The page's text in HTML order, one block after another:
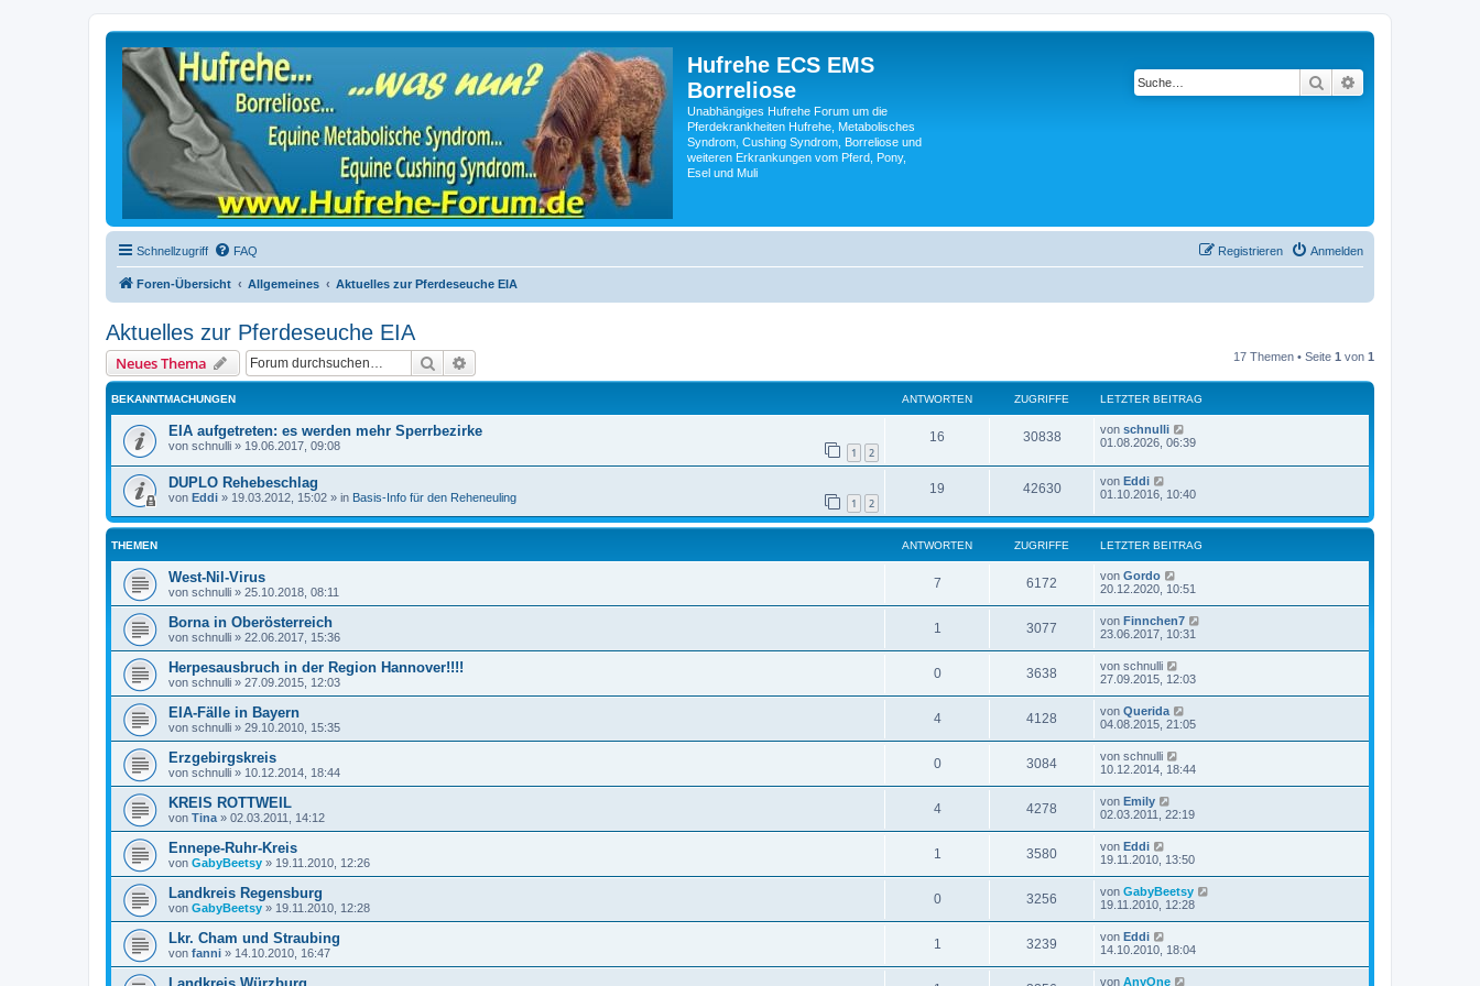
Hufrehe ECS EMS
Borreliose
Unabhängiges Hufrehe Forum um die
Pferdekrankheiten Hufrehe, Metabolisches
Syndrom, Cushing Syndrom, Borreliose und
weiteren Erkrankungen vom Pferd, Pony,
Esel und Muli
Suche
Schnellzugriff FAQ Anmelden
Registrieren
Foren-Übersicht Allgemeines Aktuelles zur Pferdeseuche EIA
Aktuelles zur Pferdeseuche EIA
Neues Thema Suche 17 Themen • Seite 1 von 1
BEKANNTMACHUNGEN ANTWORTEN ZUGRIFFE LETZTER BEITRAG
EIA aufgetreten: es werden mehr Sperrbezirke
von schnulli » 19.06.2017, 09:08 1 2
16 30838 von schnulli
01.08.2026, 06:39
DUPLO Rehebeschlag
von Eddi » 19.03.2012, 15:02 » in Basis-Info für den Reheneuling 1 2
19 42630 von Eddi
01.10.2016, 10:40
THEMEN ANTWORTEN ZUGRIFFE LETZTER BEITRAG
West-Nil-Virus
von schnulli » 25.10.2018, 08:11
7 6172 von Gordo
20.12.2020, 10:51
Borna in Oberösterreich
von schnulli » 22.06.2017, 15:36
1 3077 von Finnchen7
23.06.2017, 10:31
Herpesausbruch in der Region Hannover!!!!
von schnulli » 27.09.2015, 12:03
0 3638 von schnulli
27.09.2015, 12:03
EIA-Fälle in Bayern
von schnulli » 29.10.2010, 15:35
4 4128 von Querida
04.08.2015, 21:05
Erzgebirgskreis
von schnulli » 10.12.2014, 18:44
0 3084 von schnulli
10.12.2014, 18:44
KREIS ROTTWEIL
von Tina » 02.03.2011, 14:12
4 4278 von Emily
02.03.2011, 22:19
Ennepe-Ruhr-Kreis
von GabyBeetsy » 19.11.2010, 12:26
1 3580 von Eddi
19.11.2010, 13:50
Landkreis Regensburg
von GabyBeetsy » 19.11.2010, 12:28
0 3256 von GabyBeetsy
19.11.2010, 12:28
Lkr. Cham und Straubing
von fanni » 14.10.2010, 16:47
1 3239 von Eddi
14.10.2010, 18:04
von AnyOne